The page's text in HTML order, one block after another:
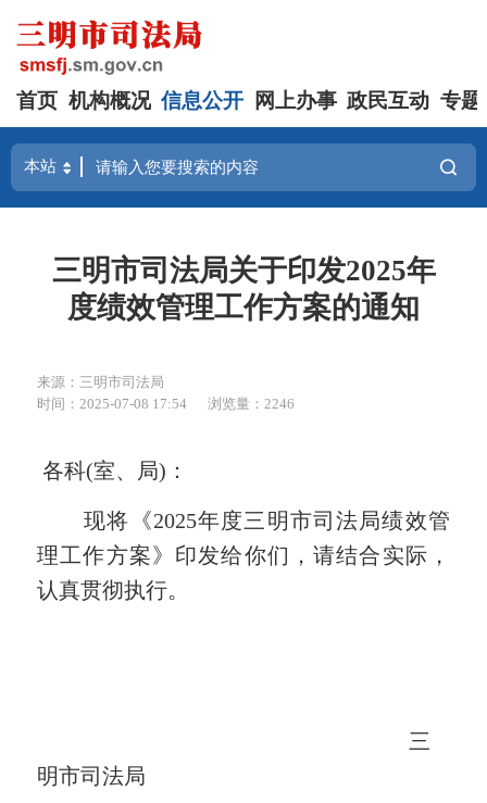
首页 机构概况 信息公开 网上办事 政民互动 专题
三明市司法局关于印发2025年
度绩效管理工作方案的通知
来源：三明市司法局
时间：2025-07-08 17:54
浏览量：2246
各科(室、局)：
现将《2025年度三明市司法局绩效管
理工作方案》印发给你们，请结合实际，
认真贯彻执行。
三
明市司法局